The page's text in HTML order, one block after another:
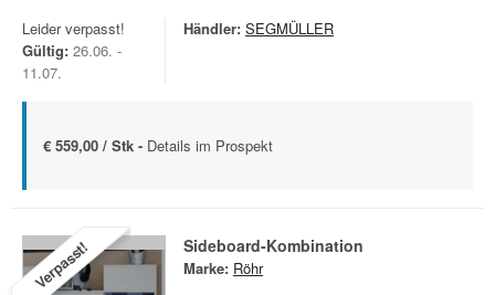
Leider verpasst!
Gültig: 26.06. -
11.07.
Händler: SEGMÜLLER
€ 559,00 / Stk - Details im Prospekt
Verpasst! Sideboard-Kombination
Marke: Röhr